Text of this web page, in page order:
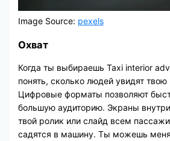
Image Source: pexels
Охват
Когда ты выбираешь Taxi interior
понять, сколько людей увидят
Цифровые форматы позволяют
большую аудиторию. Экраны
твой ролик или слайд всем
садятся в машину. Ты можешь